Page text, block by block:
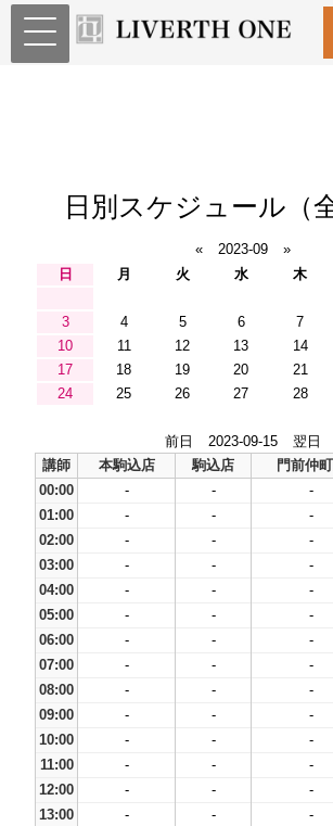
日別スケジュール（
« 2023-09 »
日 月 火 水 木
3
4 5 6 7
10
11 12 13 14
17
18 19 20 21
24
25 26 27 28
前日 2023-09-15 翌日
講師
本駒込店 駒込店 門前仲
00:00
- - -
01:00
- - -
02:00
- - -
03:00
- - -
04:00
- - -
05:00
- - -
06:00
- - -
07:00
- - -
08:00
- - -
09:00
- - -
10:00
- - -
11:00
- - -
12:00
- - -
13:00
- - -